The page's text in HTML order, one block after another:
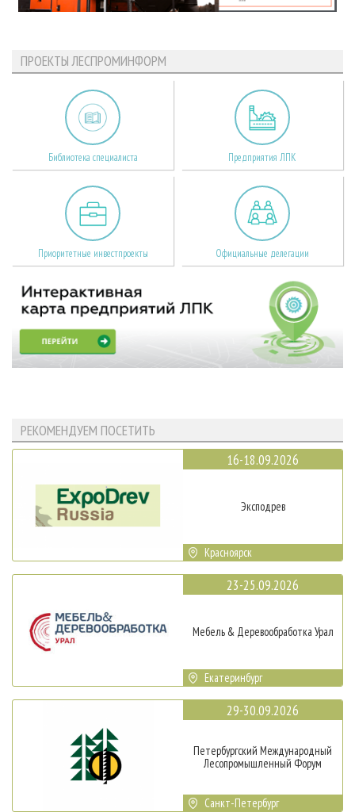
ПРОЕКТЫ ЛЕСПРОМИНФОРМ
Библиотека специалиста Предприятия ЛПК
Приоритетные инвестпроекты Официальные делегации
РЕКОМЕНДУЕМ ПОСЕТИТЬ
16-18.09.2026
Эксподрев
Красноярск
23-25.09.2026
Мебель & Деревообработка Урал
Екатеринбург
29-30.09.2026
Петербургский Международный
Лесопромышленный Форум
Санкт-Петербург